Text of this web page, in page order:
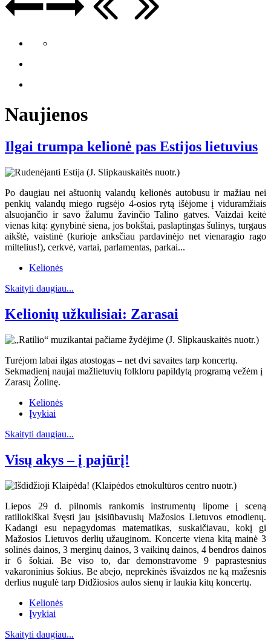
Naujienos
Ilgai trumpa kelionė pas Estijos lietuvius
Po daugiau nei aštuonių valandų kelionės autobusu ir mažiau nei
penkių valandų miego rugsėjo 4-osios rytą išėjome į viduramžiais
alsuojančio ir savo žalumu žavinčio Talino gatves. Vaizdai keitė
vienas kitą: gynybinė siena, jos bokštai, paslaptingas šulinys, turgaus
aikštė, vaistinė (kurioje anksčiau pardavinėjo net vienaragio rago
miltelius!), cerkvė, vartai, parlamentas, parkai...
Kelionės
Skaityti daugiau...
Kelionių užkulisiai: Zarasai
Turėjom labai ilgas atostogas – net dvi savaites tarp koncertų.
Sekmadienį naujai mažlietuvių folkloru papildytą programą vežėm į
Zarasų Žolinę.
Kelionės
Įvykiai
Skaityti daugiau...
Visų akys – į pajūrį!
Liepos 29 d. pilnomis rankomis instrumentų lipome į sceną
ratiliokiškai švęsti jau įsisiūbavusių Mažosios Lietuvos etnodienų.
Kadangi esu nepagydomas matematikas, suskaičiavau, kokį gi
Mažosios Lietuvos derlių užauginom. Koncerte viena kitą mainė 3
solinės dainos, 3 merginų dainos, 3 vaikinų dainos, 4 bendros dainos
ir 6 šokiai. Be viso to, dar demonstravome 9 paprastesnius
vakaroninius šokius. Be abejo, neprekinės išvaizdos ne ką mažesnis
derlius nugulė tarp Didžiosios aulos sienų ir laukia kitų koncertų.
Kelionės
Įvykiai
Skaityti daugiau...